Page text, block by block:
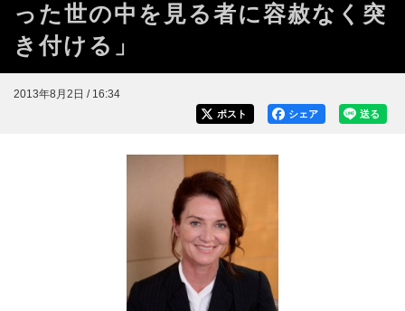
った世の中を見る者に容赦なく突
き付ける」
2013年8月2日 / 16:34
送る
シェア
ポスト